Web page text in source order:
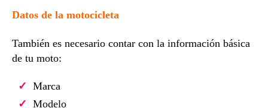
Datos de la motocicleta
También es necesario contar con la información básica
de tu moto:
Marca
Modelo